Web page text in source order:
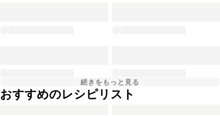
続きをもっと見る
おすすめのレシピリスト